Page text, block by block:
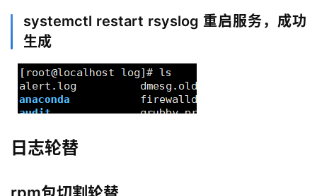
原
生
控
systemctl restart rsyslog 重启服务，成功
生成
日志轮替
rpm包切割轮替